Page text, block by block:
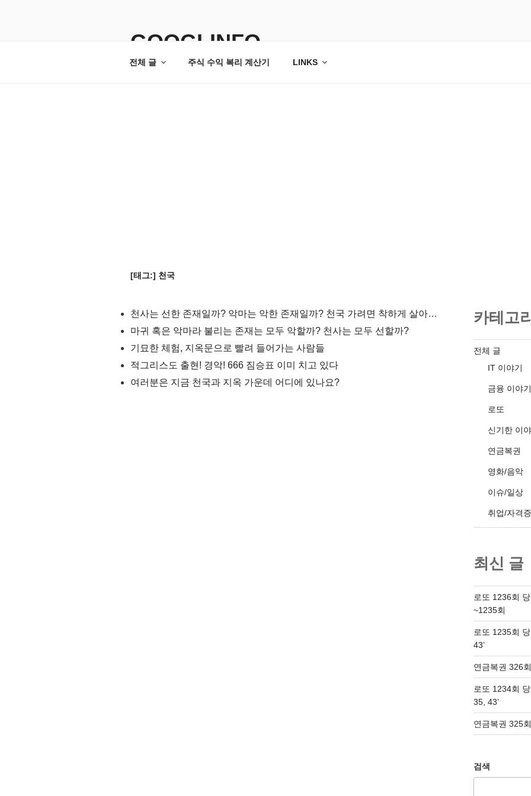
GOOGLINFO
전체 글 주식 수익 복리 계산기 LINKS
[태그:] 천국
천사는 선한 존재일까? 악마는 악한 존재일까? 천국 가려면 착하게 살아야 해?
마귀 혹은 악마라 불리는 존재는 모두 악할까? 천사는 모두 선할까?
기묘한 체험, 지옥문으로 빨려 들어가는 사람들
적그리스도 출현! 경악! 666 짐승표 이미 치고 있다
여러분은 지금 천국과 지옥 가운데 어디에 있나요?
카테고리
전체 글
IT 이야기
금융 이야기
로또
신기한 이
연금복권
영화/음악
이슈/일상
취업/자격증
최신 글
로또 1236회
~1235회
로또 1235회
43’
연금복권 326
로또 1234회
35, 43’
연금복권 325
검색